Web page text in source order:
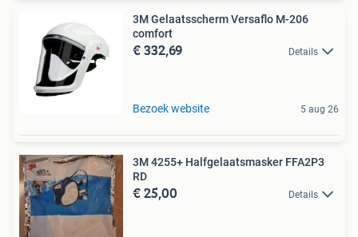
3M Gelaatsscherm Versaflo M-206
comfort
€ 332,69 Details
Bezoek website 5 aug 26
3M 4255+ Halfgelaatsmasker FFA2P3
RD
€ 25,00 Details